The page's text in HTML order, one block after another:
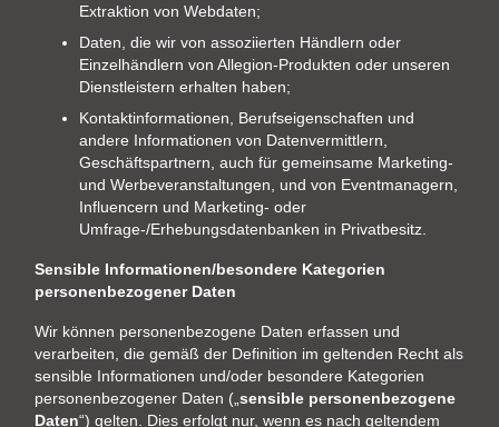
Extraktion von Webdaten;
Daten, die wir von assoziierten Händlern oder
Einzelhändlern von Allegion-Produkten oder unseren
Dienstleistern erhalten haben;
Kontaktinformationen, Berufseigenschaften und
andere Informationen von Datenvermittlern,
Geschäftspartnern, auch für gemeinsame Marketing-
und Werbeveranstaltungen, und von Eventmanagern,
Influencern und Marketing- oder
Umfrage-/Erhebungsdatenbanken in Privatbesitz.
Sensible Informationen/besondere Kategorien
personenbezogener Daten
Wir können personenbezogene Daten erfassen und
verarbeiten, die gemäß der Definition im geltenden Recht als
sensible Informationen und/oder besondere Kategorien
personenbezogener Daten („ sensible personenbezogene
Daten“) gelten. Dies erfolgt nur, wenn es nach geltendem